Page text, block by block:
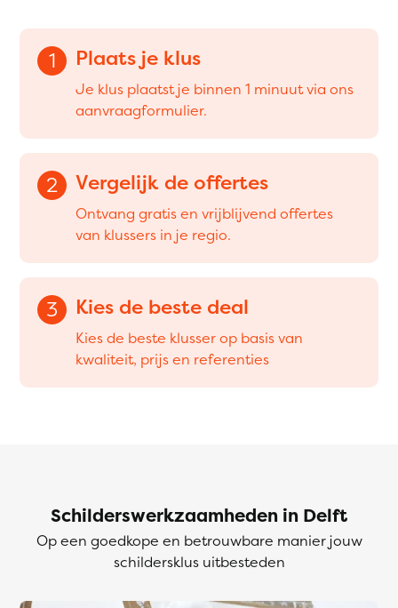
1 Plaats je klus
Je klus plaatst je binnen 1 minuut via ons
aanvraagformulier.
2 Vergelijk de offertes
Ontvang gratis en vrijblijvend offertes
van klussers in je regio.
3 Kies de beste deal
Kies de beste klusser op basis van
kwaliteit, prijs en referenties
Schilderswerkzaamheden in Delft
Op een goedkope en betrouwbare manier jouw
schildersklus uitbesteden